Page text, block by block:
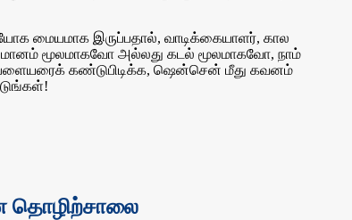
மையமாக இருப்பதால், வாடிக்கையாளர், கால
மூலமாகவோ அல்லது கடல் மூலமாகவோ, நாம்
கண்டுபிடிக்க, ஷென்சென் மீது கவனம்
தொழிற்சாலை